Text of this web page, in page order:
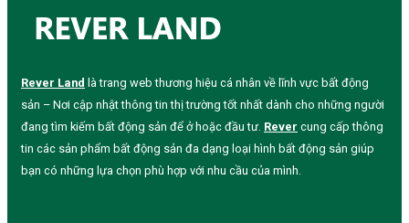
Rever Land là trang web thương hiệu cá nhân về lĩnh vực bất động
sản – Nơi cập nhật thông tin thị trường tốt nhất dành cho những người
đang tìm kiếm bất động sản để ở hoặc đầu tư. Rever cung cấp thông
tin các sản phẩm bất động sản đa dạng loại hình bất động sản giúp
bạn có những lựa chọn phù hợp với nhu cầu của mình.